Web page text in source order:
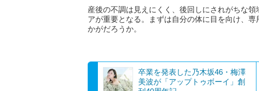
産後の不調は見えにくく、後回しにされがちな
アが重要となる。まずは自分の体に目を向け、
かがだろうか。
卒業を発表した乃木坂46・梅澤
美波が「アップトゥボーイ」創